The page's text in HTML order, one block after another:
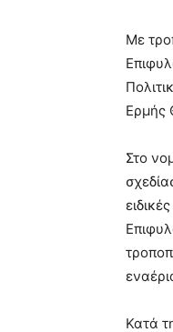
Με
Ερμής
Στο
Κατά